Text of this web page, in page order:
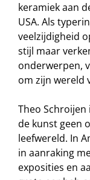
keramiek aan
USA. Als
veelzijdigheid
stijl maar
onderwerpen,
om zijn wereld
Theo
de kunst geen
leefwereld. In
in aanraking
exposities en